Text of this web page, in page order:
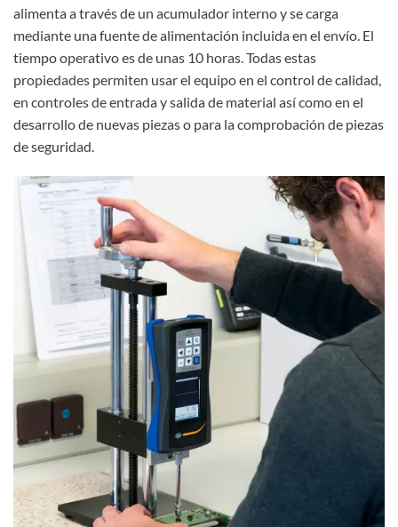
alimenta a través de un acumulador interno y se carga
mediante una fuente de alimentación incluida en el envío. El
tiempo operativo es de unas 10 horas. Todas estas
propiedades permiten usar el equipo en el control de calidad,
en controles de entrada y salida de material así como en el
desarrollo de nuevas piezas o para la comprobación de piezas
de seguridad.